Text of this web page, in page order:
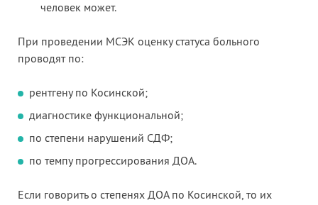
человек может.
При проведении МСЭК оценку статуса больного
проводят по:
рентгену по Косинской;
диагностике функциональной;
по степени нарушений СДФ;
по темпу прогрессирования ДОА.
Если говорить о степенях ДОА по Косинской, то их